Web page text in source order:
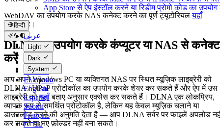
App Store से ऐप इंस्टॉल करने या रिडीम प्रोमो कोड का
हिन्दी
عربي
Català
Čeština
Dansk
Deutsch
Ελληνικά
English
Español
Suomi
Français
עברית
Light
Dark
System
WebDAV का उपयोग करके NAS कनेक्ट करने का पूर्ण ट्यूटोरियलयहाँ
उपलब्ध है।
DLNA का उपयोग करके कंप्यूटर या NAS से कनेक्ट
करें
आप अपने Windows PC या व्यक्तिगत NAS पर स्थित म्यूज़िक लाइब्रेरी को
DLNA / UPnP प्रोटोकॉल का उपयोग करके शेयर कर सकते हैं और ऐप में उस
लाइब्रेरी कोयहाँबताए अनुसार एक्सेस कर सकते हैं। DLNA एक लोकप्रिय,
व्यापक रूप से समर्थित प्रोटोकॉल है, लेकिन यह केवल म्यूज़िक चलाने या
डाउनलोड करने की अनुमति देता है — आप DLNA सर्वर पर फाइलें अपलोड
कर सकते या नए फ़ोल्डर नहीं बना सकते।